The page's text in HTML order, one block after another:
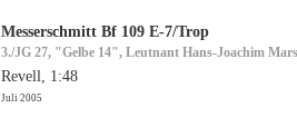
Messerschmitt Bf 109 E-7/Trop
3./JG 27, "Gelbe 14", Leutnant Hans-Joachim
Revell, 1:48
Juli 2005